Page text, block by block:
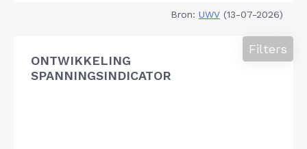
Bron: UWV (13-07-2026)
ONTWIKKELING
SPANNINGSINDICATOR
Filters